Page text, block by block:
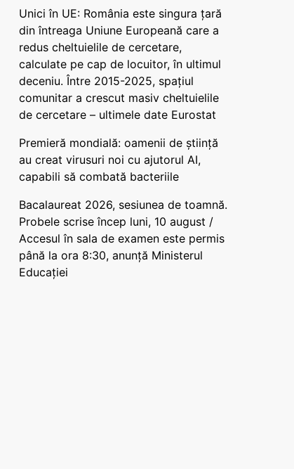
Unici în UE: România este singura țară
din întreaga Uniune Europeană care a
redus cheltuielile de cercetare,
calculate pe cap de locuitor, în ultimul
deceniu. Între 2015-2025, spațiul
comunitar a crescut masiv cheltuielile
de cercetare – ultimele date Eurostat
Premieră mondială: oamenii de știință
au creat virusuri noi cu ajutorul AI,
capabili să combată bacteriile
Bacalaureat 2026, sesiunea de toamnă.
Probele scrise încep luni, 10 august /
Accesul în sala de examen este permis
până la ora 8:30, anunță Ministerul
Educației